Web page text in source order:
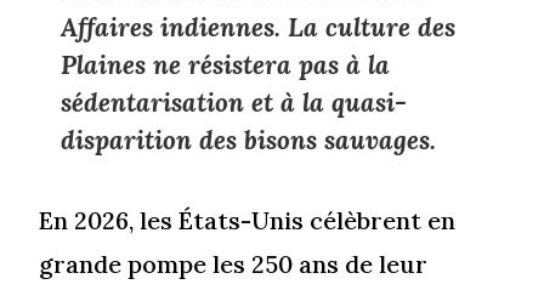
Affaires indiennes. La culture des
Plaines ne résistera pas à la
sédentarisation et à la quasi-
disparition des bisons sauvages.
En 2026, les États-Unis célèbrent en
grande pompe les 250 ans de leur